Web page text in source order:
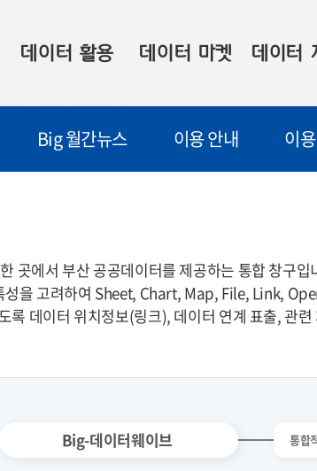
데이터 활용
시각화 서비스
데이터 마켓
맞춤형 의뢰
마켓 이용 안내
데이터
데이터 현황
Big 월간뉴스 이용 안내 이
곳에서 부산 공공데이터를 제공하는 통합 창구입
을 고려하여 Sheet, Chart, Map, File, Link,
데이터 위치정보(링크), 데이터 연계 표출, 관
Big-데이터웨이브